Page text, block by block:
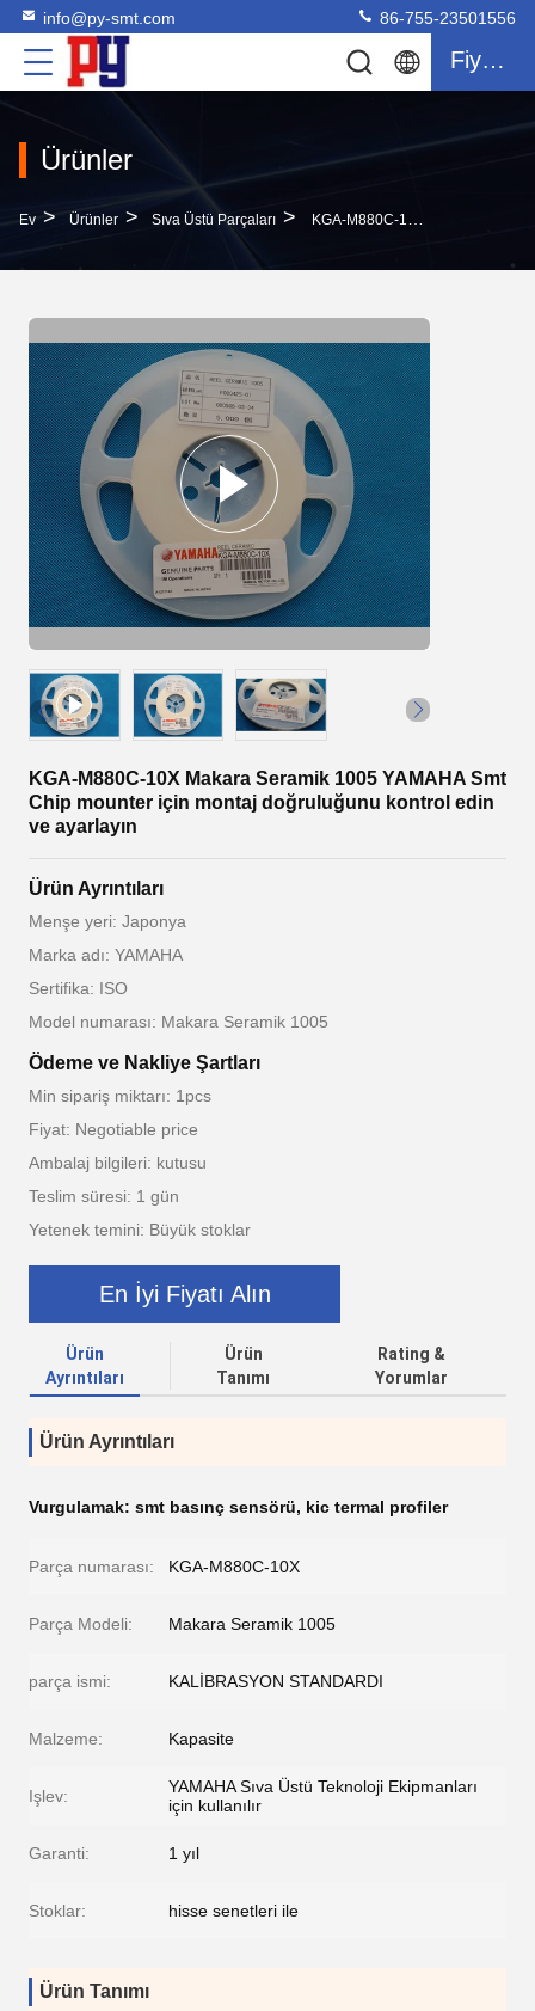
info@py-smt.com 86-755-23501556
Fiyat Teklifi
Ürünler
Ev > Ürünler > Sıva Üstü Parçaları > KGA-M880C-10X Makara Seramik 1005 YAMAHA Smt Chip Mounter Için Montaj Doğruluğunu Kontrol Edin Ve Ayarlayın
KGA-M880C-10X Makara Seramik 1005 YAMAHA Smt
Chip mounter için montaj doğruluğunu kontrol edin
ve ayarlayın
Ürün Ayrıntıları
Menşe yeri: Japonya
Marka adı: YAMAHA
Sertifika: ISO
Model numarası: Makara Seramik 1005
Ödeme ve Nakliye Şartları
Min sipariş miktarı: 1pcs
Fiyat: Negotiable price
Ambalaj bilgileri: kutusu
Teslim süresi: 1 gün
Yetenek temini: Büyük stoklar
En İyi Fiyatı Alın
Ürün
Ayrıntıları
Ürün
Tanımı
Rating &
Yorumlar
Ürün Ayrıntıları
Vurgulamak: smt basınç sensörü, kic termal profiler
Parça numarası: KGA-M880C-10X
Parça Modeli: Makara Seramik 1005
parça ismi: KALİBRASYON STANDARDI
Malzeme: Kapasite
Işlev:
YAMAHA Sıva Üstü Teknoloji Ekipmanları
için kullanılır
Garanti: 1 yıl
Stoklar: hisse senetleri ile
Ürün Tanımı